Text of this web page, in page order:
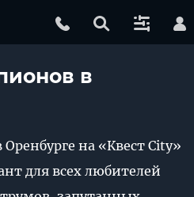
в
на «Квест City»
для всех любителей